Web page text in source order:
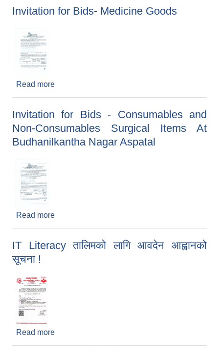
Invitation for Bids- Medicine Goods
Read more
Invitation for Bids - Consumables and
Non-Consumables Surgical Items At
Budhanilkantha Nagar Aspatal
Read more
IT Literacy तालिमको लागि आवदेन आह्वानको
सूचना !
Read more